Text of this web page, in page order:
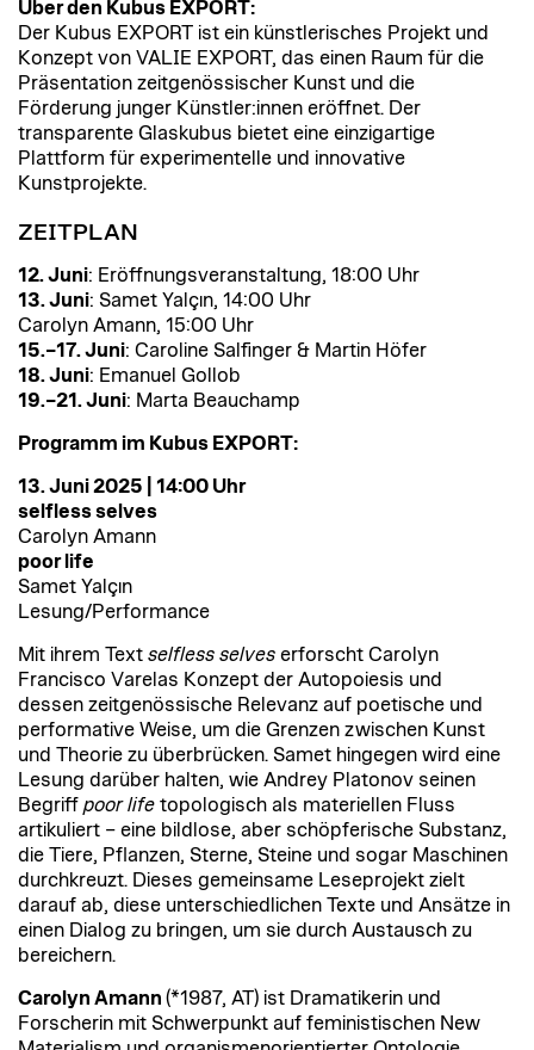
Über den Kubus EXPORT:
Der Kubus EXPORT ist ein künstlerisches Projekt und
Konzept von VALIE EXPORT, das einen Raum für die
Präsentation zeitgenössischer Kunst und die
Förderung junger Künstler:innen eröffnet. Der
transparente Glaskubus bietet eine einzigartige
Plattform für experimentelle und innovative
Kunstprojekte.
ZEITPLAN
12. Juni: Eröffnungsveranstaltung, 18:00 Uhr
13. Juni: Samet Yalçın, 14:00 Uhr
Carolyn Amann, 15:00 Uhr
15.–17. Juni: Caroline Salfinger & Martin Höfer
18. Juni: Emanuel Gollob
19.–21. Juni: Marta Beauchamp
Programm im Kubus EXPORT:
13. Juni 2025 | 14:00 Uhr
selfless selves
Carolyn Amann
poor life
Samet Yalçın
Lesung/Performance
Mit ihrem Text selfless selves erforscht Carolyn
Francisco Varelas Konzept der Autopoiesis und
dessen zeitgenössische Relevanz auf poetische und
performative Weise, um die Grenzen zwischen Kunst
und Theorie zu überbrücken. Samet hingegen wird eine
Lesung darüber halten, wie Andrey Platonov seinen
Begriff poor life topologisch als materiellen Fluss
artikuliert – eine bildlose, aber schöpferische Substanz,
die Tiere, Pflanzen, Sterne, Steine und sogar Maschinen
durchkreuzt. Dieses gemeinsame Leseprojekt zielt
darauf ab, diese unterschiedlichen Texte und Ansätze in
einen Dialog zu bringen, um sie durch Austausch zu
bereichern.
Carolyn Amann (*1987, AT) ist Dramatikerin und
Forscherin mit Schwerpunkt auf feministischen New